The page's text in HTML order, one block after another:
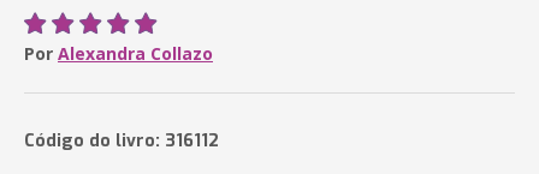
Por Alexandra Collazo
Código do livro: 316112